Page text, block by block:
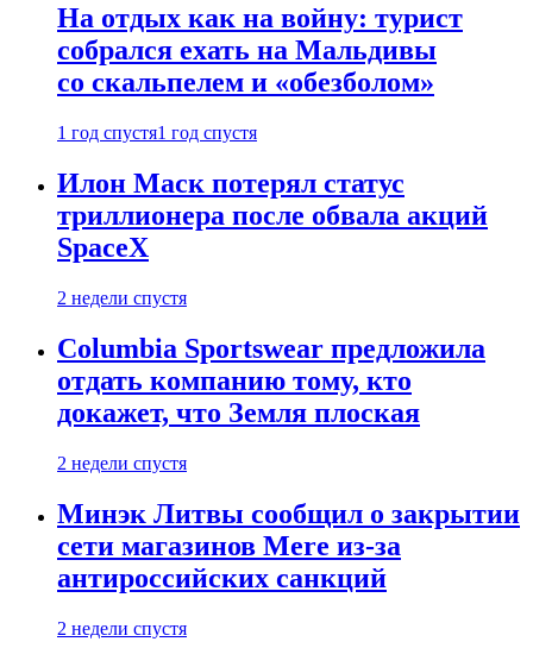
На отдых как на войну: турист
собрался ехать на Мальдивы
со скальпелем и «обезболом»
1 год спустя1 год спустя
Илон Маск потерял статус
триллионера после обвала акций
SpaceX
2 недели спустя
Columbia Sportswear предложила
отдать компанию тому, кто
докажет, что Земля плоская
2 недели спустя
Минэк Литвы сообщил о закрытии
сети магазинов Mere из-за
антироссийских санкций
2 недели спустя